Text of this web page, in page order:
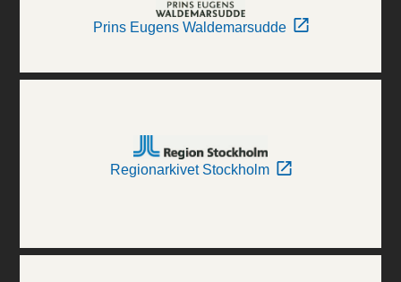
Prins Eugens Waldemarsudde
Regionarkivet Stockholm